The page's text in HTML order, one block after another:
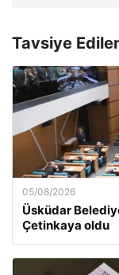
Tavsiye
05/08/2026
Üsküdar
Çetinkaya oldu